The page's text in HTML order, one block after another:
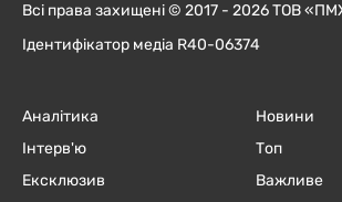
Всі права захищені © 2017 - 2026 ТОВ
Ідентифікатор медіа R40-06374
Аналітика
Інтерв'ю
Ексклюзив
Новини
Топ
Важливе